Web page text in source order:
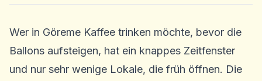
Wer in Göreme Kaffee trinken möchte, bevor die
Ballons aufsteigen, hat ein knappes Zeitfenster
und nur sehr wenige Lokale, die früh öffnen. Die